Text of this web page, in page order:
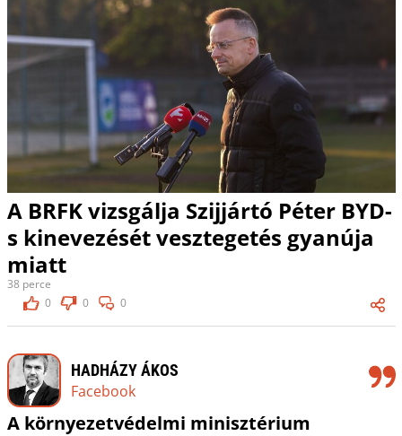
A BRFK vizsgálja Szijjártó Péter BYD-
s kinevezését vesztegetés gyanúja
miatt
38 perce
0
0 0
HADHÁZY ÁKOS
Facebook
A környezetvédelmi minisztérium